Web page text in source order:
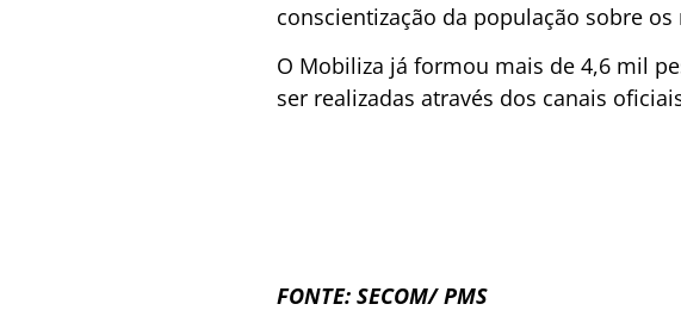
conscientização da população sobre
O Mobiliza já formou mais de 4,6 mil
ser realizadas através dos canais
FONTE: SECOM/ PMS